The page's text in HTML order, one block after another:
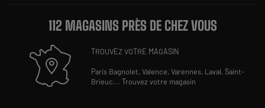
112 MAGASINS PRÈS DE CHEZ VOUS
TROUVEZ VOTRE MAGASIN
Paris Bagnolet,Valence,Varennes, Laval,Saint-
Brieuc...Trouvez votre magasin